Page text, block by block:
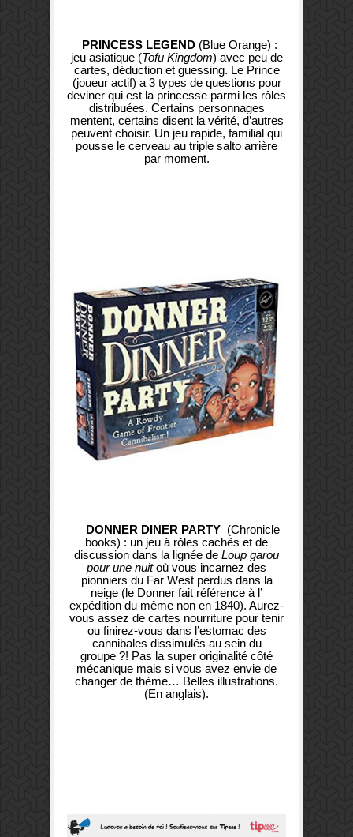
PRINCESS LEGEND (Blue Orange) :
jeu asiatique (Tofu Kingdom) avec peu de
cartes, déduction et guessing. Le Prince
(joueur actif) a 3 types de questions pour
deviner qui est la princesse parmi les rôles
distribuées. Certains personnages
mentent, certains disent la vérité, d’autres
peuvent choisir. Un jeu rapide, familial qui
pousse le cerveau au triple salto arrière
par moment.
DONNER DINER PARTY (Chronicle
books) : un jeu à rôles cachés et de
discussion dans la lignée de Loup garou
pour une nuitoù vous incarnez des
pionniers du Far West perdus dans la
neige (le Donner fait référence à l’
expédition du même non en 1840). Aurez-
vous assez de cartes nourriture pour tenir
ou finirez-vous dans l’estomac des
cannibales dissimulés au sein du
groupe ?! Pas la super originalité côté
mécanique mais si vous avez envie de
changer de thème… Belles illustrations.
(En anglais).